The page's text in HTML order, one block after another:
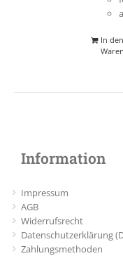
In den
Information
Impressum
AGB
Widerrufsrecht
Datenschutzerklärung
Zahlungsmethoden